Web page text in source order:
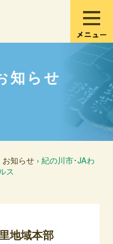
知らせ
お知らせ › 紀の川市･JAわ
ス
地域本部